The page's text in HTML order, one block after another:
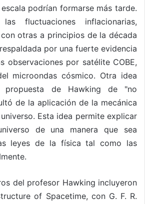
podrían formarse más tarde.
fluctuaciones inflacionarias,
otras a principios de la década
por una fuerte evidencia
observaciones por satélite COBE,
microondas cósmico. Otra idea
propuesta de Hawking de "no
de la aplicación de la mecánica
Esta idea permite explicar
de una manera que sea
leyes de la física tal como las
del profesor Hawking incluyeron
of Spacetime, con G. F. R.